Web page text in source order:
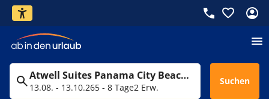
Atwell Suites Panama City Beach Southeast by IHG
13.08. - 13.10.265 - 8 Tage2 Erw.
Suchen